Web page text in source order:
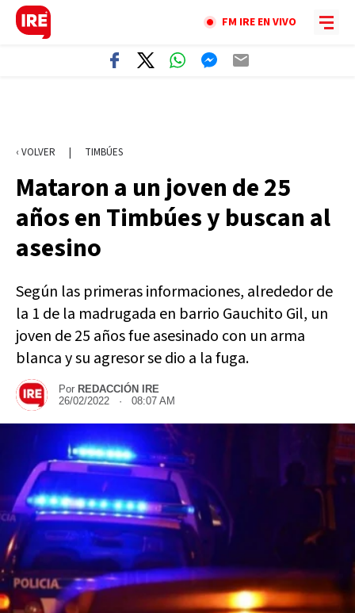
FM IRE EN VIVO
‹ VOLVER | TIMBÚES
Mataron a un joven de 25
años en Timbúes y buscan al
asesino
Según las primeras informaciones, alrededor de
la 1 de la madrugada en barrio Gauchito Gil, un
joven de 25 años fue asesinado con un arma
blanca y su agresor se dio a la fuga.
Por REDACCIÓN IRE
26/02/2022 · 08:07 AM